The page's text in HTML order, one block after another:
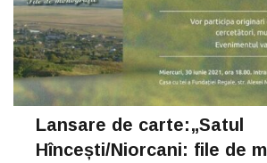
Lansare de carte:„Satul
Hîncești/Niorcani: file de